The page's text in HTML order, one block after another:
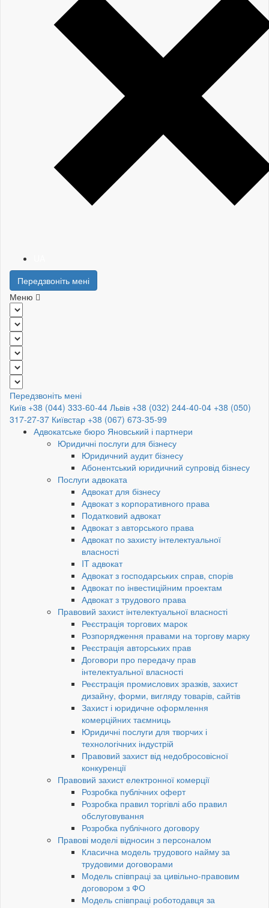
Передзвоніть мені
Меню
Передзвоніть мені
Київ +38 (044) 333-60-44 Львів +38 (032) 244-40-04 +38 (050)
317-27-37 Київстар +38 (067) 673-35-99
Адвокатське бюро Яновський і партнери
Юридичні послуги для бізнесу
Юридичний аудит бізнесу
Абонентський юридичний супровід бізнесу
Послуги адвоката
Адвокат для бізнесу
Адвокат з корпоративного права
Податковий адвокат
Адвокат з авторського права
Адвокат по захисту інтелектуальної
власності
IT адвокат
Адвокат з господарських справ, спорів
Адвокат по інвестиційним проектам
Адвокат з трудового права
Правовий захист інтелектуальної власності
Реєстрація торгових марок
Розпорядження правами на торгову марку
Реєстрація авторських прав
Договори про передачу прав
інтелектуальної власності
Реєстрація промислових зразків, захист
дизайну, форми, вигляду товарів, сайтів
Захист і юридичне оформлення
комерційних таємниць
Юридичні послуги для творчих і
технологічних індустрій
Правовий захист від недобросовісної
конкуренції
Правовий захист електронної комерції
Розробка публічних оферт
Розробка правил торгівлі або правил
обслуговування
Розробка публічного договору
Правові моделі відносин з персоналом
Класична модель трудового найму за
трудовими договорами
Модель співпраці за цивільно-правовим
договором з ФО
Модель співпраці роботодавця за